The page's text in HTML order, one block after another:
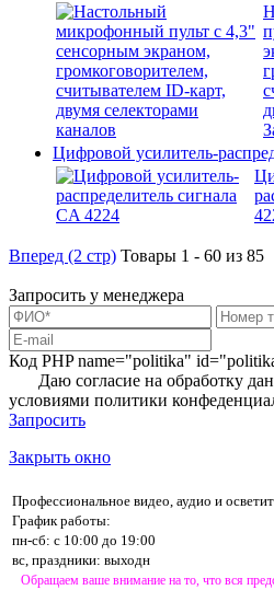
Цифровой усилитель-
Вперед (2 стр) Товары 1 - 60 из 85
Запросить у менеджера
Код PHPname="politika"
Даю согласие на обработку
условиями политики
Запросить
Закрыть окно
Профессиональное видео, аудио и
График работы:
пн-сб: с 10:00 до 19:00
вс, праздники: выходн
Обращаем ваше внимание на то, что вся